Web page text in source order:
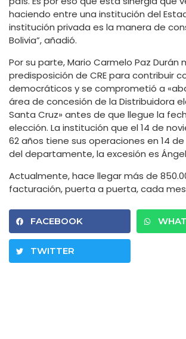
haciendo entre una institución del
institución privada es la manera de
Bolivia”, añadió.
Por su parte, Mario Carmelo Paz Durán
predisposición de CRE para contribuir
democráticos y se comprometió a
área de concesión de la Distribuidora
Santa Cruz» antes de que llegue la
elección. La institución que el 14 de
62 años tiene sus operaciones en 14 de
del departamente, la excesión es
Actualmente, hace llegar más de
facturación, puerta a puerta, cada
FACEBOOK
TWITTER